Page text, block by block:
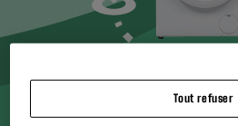
Choisissez un magasin*
disponibles
Tout refuser